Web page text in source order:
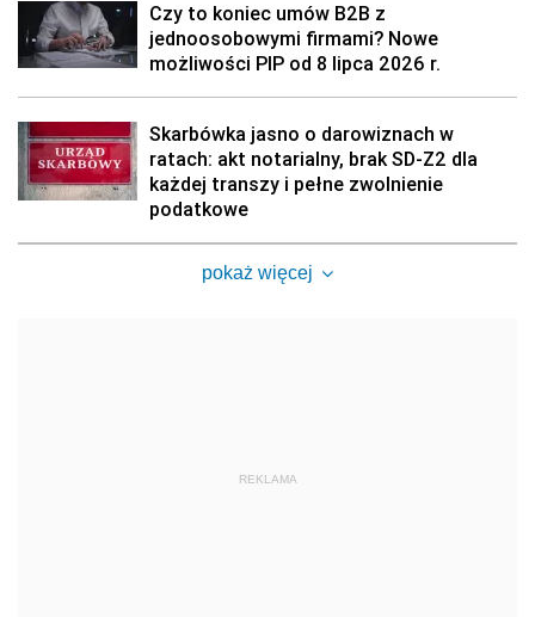
Czy to koniec umów B2B z
jednoosobowymi firmami? Nowe
możliwości PIP od 8 lipca 2026 r.
Skarbówka jasno o darowiznach w
ratach: akt notarialny, brak SD-Z2 dla
każdej transzy i pełne zwolnienie
podatkowe
pokaż więcej
REKLAMA